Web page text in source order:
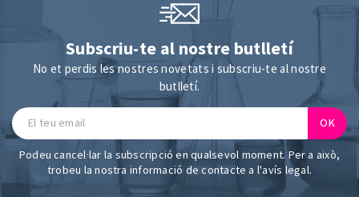
Subscriu-te al nostre butlletí
No et perdis les nostres novetats i subscriu-te al nostre
butlletí.
Podeu cancel·lar la subscripció en qualsevol moment. Per a això,
trobeu la nostra informació de contacte a l'avís legal.